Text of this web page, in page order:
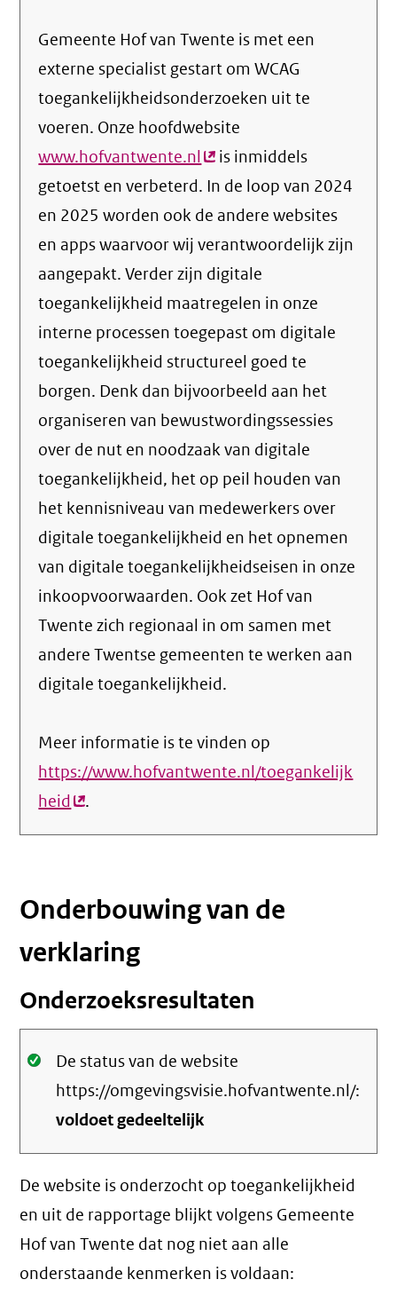
Gemeente Hof van Twente is met een
externe specialist gestart om WCAG
toegankelijkheidsonderzoeken uit te
voeren. Onze hoofdwebsite
www.hofvantwente.nl(externe
link)
is inmiddels
getoetst en verbeterd. In de loop van 2024
en 2025 worden ook de andere websites
en apps waarvoor wij verantwoordelijk zijn
aangepakt. Verder zijn digitale
toegankelijkheid maatregelen in onze
interne processen toegepast om digitale
toegankelijkheid structureel goed te
borgen. Denk dan bijvoorbeeld aan het
organiseren van bewustwordingssessies
over de nut en noodzaak van digitale
toegankelijkheid, het op peil houden van
het kennisniveau van medewerkers over
digitale toegankelijkheid en het opnemen
van digitale toegankelijkheidseisen in onze
inkoopvoorwaarden. Ook zet Hof van
Twente zich regionaal in om samen met
andere Twentse gemeenten te werken aan
digitale toegankelijkheid.
Meer informatie is te vinden op
https://www.hofvantwente.nl/toegankelijk
heid(externe
link)
.
Onderbouwing van de
verklaring
Onderzoeksresultaten
Oké.
De status van de website
https://omgevingsvisie.hofvantwente.nl/:
voldoet gedeeltelijk
De website is onderzocht op toegankelijkheid
en uit de rapportage blijkt volgens Gemeente
Hof van Twente dat nog niet aan alle
onderstaande kenmerken is voldaan: